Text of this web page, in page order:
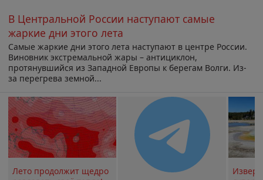
В Центральной России наступают самые
жаркие дни этого лета
Самые жаркие дни этого лета наступают в центре России.
Виновник экстремальной жары – антициклон,
протянувшийся из Западной Европы к берегам Волги. Из-
за перегрева земной...
Лето продолжит щедро